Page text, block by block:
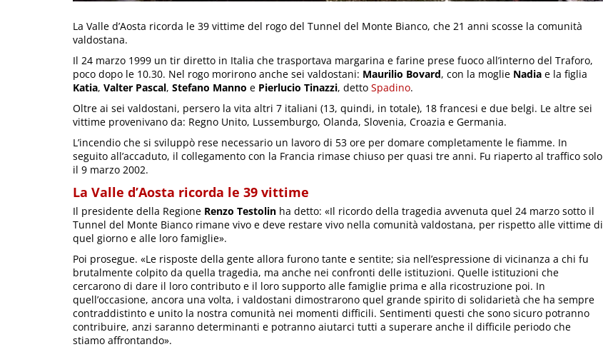
La Valle d’Aosta ricorda le 39 vittime del rogo del Tunnel del Monte Bianco, che 21 anni scosse la comunità
valdostana.
Il 24 marzo 1999 un tir diretto in Italia che trasportava margarina e farine prese fuoco all’interno del Traforo,
poco dopo le 10.30. Nel rogo morirono anche sei valdostani: Maurilio Bovard, con la moglie Nadia e la figlia
Katia, Valter Pascal, Stefano Manno e Pierlucio Tinazzi, detto Spadino.
Oltre ai sei valdostani, persero la vita altri 7 italiani (13, quindi, in totale), 18 francesi e due belgi. Le altre sei
vittime provenivano da: Regno Unito, Lussemburgo, Olanda, Slovenia, Croazia e Germania.
L’incendio che si sviluppò rese necessario un lavoro di 53 ore per domare completamente le fiamme. In
seguito all’accaduto, il collegamento con la Francia rimase chiuso per quasi tre anni. Fu riaperto al traffico solo
il 9 marzo 2002.
La Valle d’Aosta ricorda le 39 vittime
Il presidente della Regione Renzo Testolin ha detto: «Il ricordo della tragedia avvenuta quel 24 marzo sotto il
Tunnel del Monte Bianco rimane vivo e deve restare vivo nella comunità valdostana, per rispetto alle vittime di
quel giorno e alle loro famiglie».
Poi prosegue. «Le risposte della gente allora furono tante e sentite; sia nell’espressione di vicinanza a chi fu
brutalmente colpito da quella tragedia, ma anche nei confronti delle istituzioni. Quelle istituzioni che
cercarono di dare il loro contributo e il loro supporto alle famiglie prima e alla ricostruzione poi. In
quell’occasione, ancora una volta, i valdostani dimostrarono quel grande spirito di solidarietà che ha sempre
contraddistinto e unito la nostra comunità nei momenti difficili. Sentimenti questi che sono sicuro potranno
contribuire, anzi saranno determinanti e potranno aiutarci tutti a superare anche il difficile periodo che
stiamo affrontando».